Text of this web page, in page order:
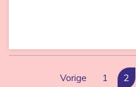
Vorige 1 2